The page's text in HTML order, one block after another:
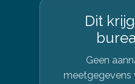
Dit
Geen
meetgegevens